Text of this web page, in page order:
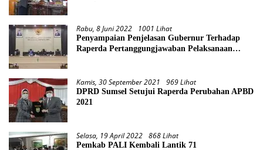
Rabu, 8 Juni 2022 1001 Lihat
Penyampaian Penjelasan Gubernur Terhadap
Raperda Pertanggungjawaban Pelaksanaan
Kamis, 30 September 2021 969 Lihat
DPRD Sumsel Setujui Raperda Perubahan APBD
2021
Selasa, 19 April 2022 868 Lihat
Pemkab PALI Kembali Lantik 71